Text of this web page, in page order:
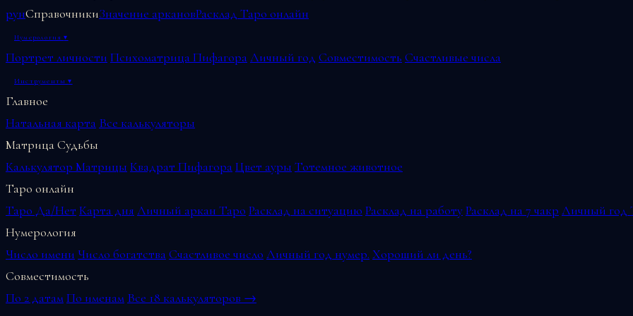
рунСправочникиЗначение аркановРасклад Таро онлайн
Нумерология▾
Портрет личности Психоматрица ПифагораЛичный год Совместимость Счастливые числа
Инструменты▾
Главное
Натальная карта Все калькуляторы
Матрица Судьбы
Калькулятор Матрицы Квадрат ПифагораЦвет ауры Тотемное животное
Таро онлайн
Таро Да/Нет Карта дня Личный аркан Таро Расклад на ситуацию Расклад на работуРасклад на 7 чакр Личный год
Нумерология
Число имени Число богатстваСчастливое число Личный год нумер. Хороший ли день?
Совместимость
По 2 датамПо именам Все 18 калькуляторов →